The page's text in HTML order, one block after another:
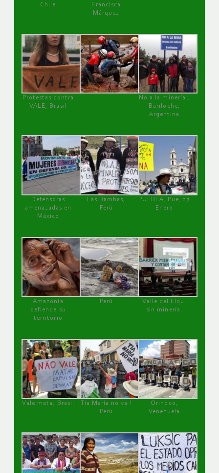
Chile
Francisca
Márquez
Protestas contra
VALE, Brasil
No a la minería ,
Bariloche,
Argentina
Defensoras
amenazadas en
México
Las Bambas,
Perú
PUEBLA, Pue, 27
Enero
Amazonía
defiende su
territorio
Perú
Valle del Elqui
sin minería.
Vale mata, Brasil
Tía María no va !
Perú
Orinoco,
Venezuela